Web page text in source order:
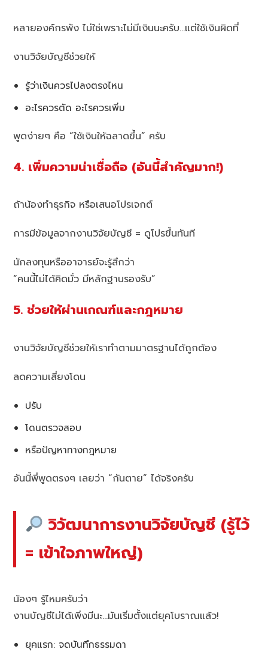
หลายองค์กรพัง ไม่ใช่เพราะไม่มีเงินนะครับ…แต่ใช้เงินผิดที่
งานวิจัยบัญชีช่วยให้
รู้ว่าเงินควรไปลงตรงไหน
อะไรควรตัด อะไรควรเพิ่ม
พูดง่ายๆ คือ “ใช้เงินให้ฉลาดขึ้น” ครับ
4. เพิ่มความน่าเชื่อถือ (อันนี้สำคัญมาก!)
ถ้าน้องทำธุรกิจ หรือเสนอโปรเจกต์
การมีข้อมูลจากงานวิจัยบัญชี = ดูโปรขึ้นทันที
นักลงทุนหรืออาจารย์จะรู้สึกว่า
“คนนี้ไม่ได้คิดมั่ว มีหลักฐานรองรับ”
5. ช่วยให้ผ่านเกณฑ์และกฎหมาย
งานวิจัยบัญชีช่วยให้เราทำตามมาตรฐานได้ถูกต้อง
ลดความเสี่ยงโดน
ปรับ
โดนตรวจสอบ
หรือปัญหาทางกฎหมาย
อันนี้พี่พูดตรงๆ เลยว่า “กันตาย” ได้จริงครับ
วิวัฒนาการงานวิจัยบัญชี (รู้ไว้
= เข้าใจภาพใหญ่)
น้องๆ รู้ไหมครับว่า
งานบัญชีไม่ได้เพิ่งมีนะ…มันเริ่มตั้งแต่ยุคโบราณแล้ว!
ยุคแรก: จดบันทึกธรรมดา